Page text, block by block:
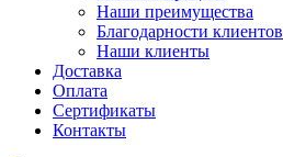
Наши преимущества
Благодарности клиентов
Наши клиенты
Доставка
Оплата
Сертификаты
Контакты